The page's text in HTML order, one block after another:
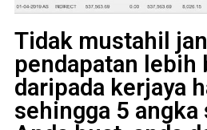
Tidak mustahil
pendapatan lebih
daripada kerjaya
sehingga 5 angka